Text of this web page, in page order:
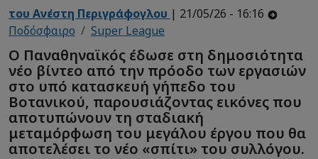
του Ανέστη Περιγράφογλου | 21/05/26 - 16:16
Ποδόσφαιρο
Super League
Ο Παναθηναϊκός έδωσε στη δημοσιότητα
νέο βίντεο από την πρόοδο των εργασιών
στο υπό κατασκευή γήπεδο του
Βοτανικού, παρουσιάζοντας εικόνες που
αποτυπώνουν τη σταδιακή
μεταμόρφωση του μεγάλου έργου που θα
αποτελέσει το νέο «σπίτι» του συλλόγου.